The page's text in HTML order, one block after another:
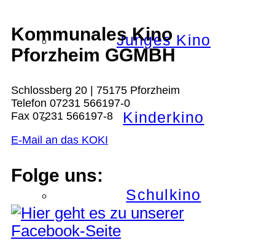
Junges Kino
Kinderkino
Schulkino
Kommunales Kino
Pforzheim GGMBH
Schlossberg 20 | 75175 Pforzheim
Telefon 07231 566197-0
Fax 07231 566197-8
E-Mail an das KOKI
Folge uns: